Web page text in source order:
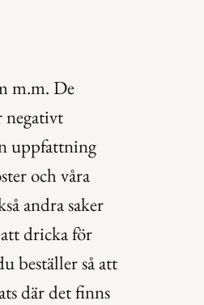
m.m. De
negativt
uppfattning
och våra
andra saker
dricka för
beställer så att
där det finns